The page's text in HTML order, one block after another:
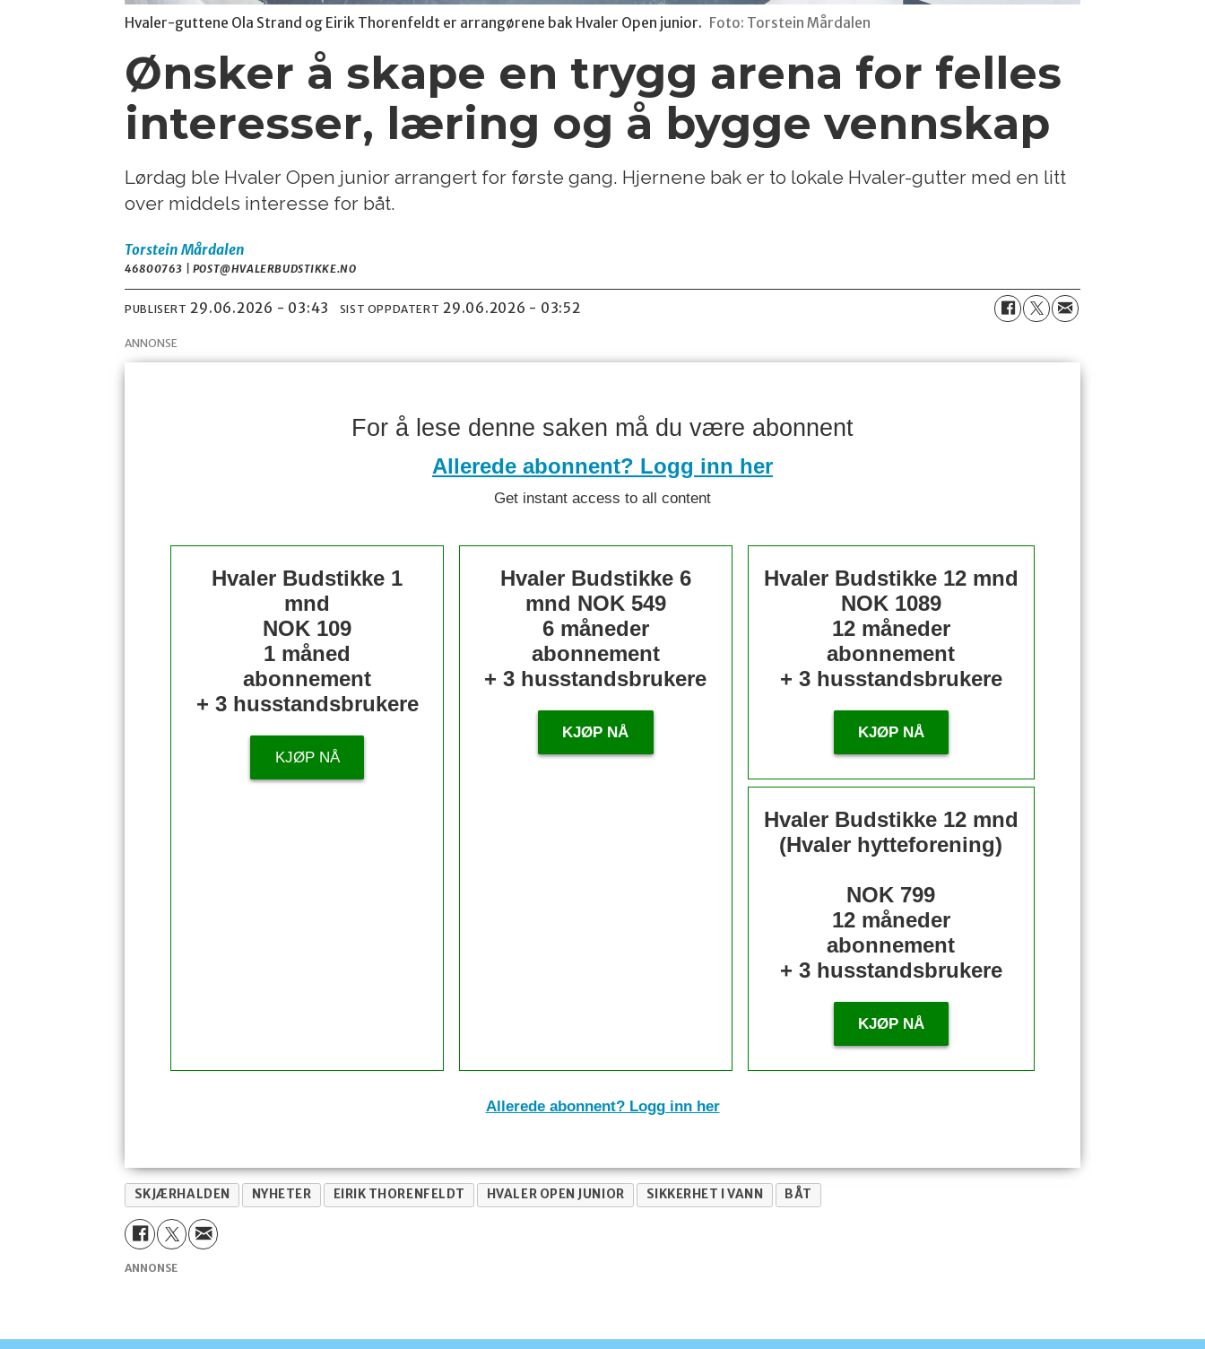
Hvaler-guttene Ola Strand og Eirik Thorenfeldt er arrangørene bak Hvaler Open junior. Foto: Torstein Mårdalen
Ønsker å skape en trygg arena for felles
interesser, læring og å bygge vennskap
Lørdag ble Hvaler Open junior arrangert for første gang. Hjernene bak er to lokale Hvaler-gutter med en litt
over middels interesse for båt.
Torstein Mårdalen
46800763 | POST@HVALERBUDSTIKKE.NO
PUBLISERT 29.06.2026 - 03:43 SIST OPPDATERT 29.06.2026 - 03:52
ANNONSE
For å lese denne saken må du være abonnent
Allerede abonnent? Logg inn her
Get instant access to all content
Hvaler Budstikke 1
mnd
NOK 109
1 måned
abonnement
+ 3 husstandsbrukere
KJØP NÅ
Hvaler Budstikke 6
mnd NOK 549
6 måneder
abonnement
+ 3 husstandsbrukere
KJØP NÅ
Hvaler Budstikke 12 mnd
NOK 1089
12 måneder
abonnement
+ 3 husstandsbrukere
KJØP NÅ
Hvaler Budstikke 12 mnd
(Hvaler hytteforening)
NOK 799
12 måneder
abonnement
+ 3 husstandsbrukere
KJØP NÅ
Allerede abonnent? Logg inn her
SKJÆRHALDEN NYHETER EIRIK THORENFELDT HVALER OPEN JUNIOR SIKKERHET I VANN BÅT
ANNONSE